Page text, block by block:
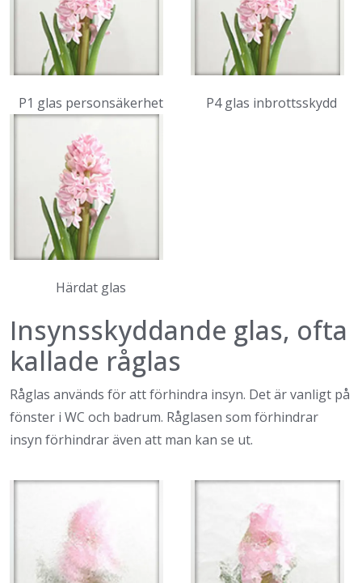
P1 glas personsäkerhet P4 glas inbrottsskydd
Härdat glas
Insynsskyddande glas, ofta
kallade råglas
Råglas används för att förhindra insyn. Det är vanligt på
fönster i WC och badrum. Råglasen som förhindrar
insyn förhindrar även att man kan se ut.